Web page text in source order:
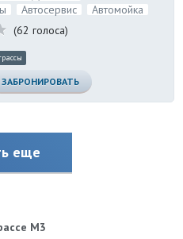
Автосервис
Автомойка
(62 голоса)
ЗАБРОНИРОВАТЬ
еще
М3